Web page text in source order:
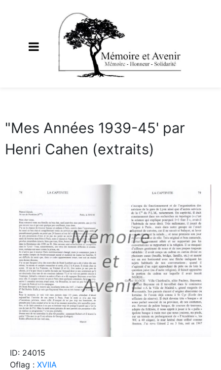
"Mes Années 1939-45' par
Henri Cahen (extraits)
ID: 24015
Oflag : XVIIA